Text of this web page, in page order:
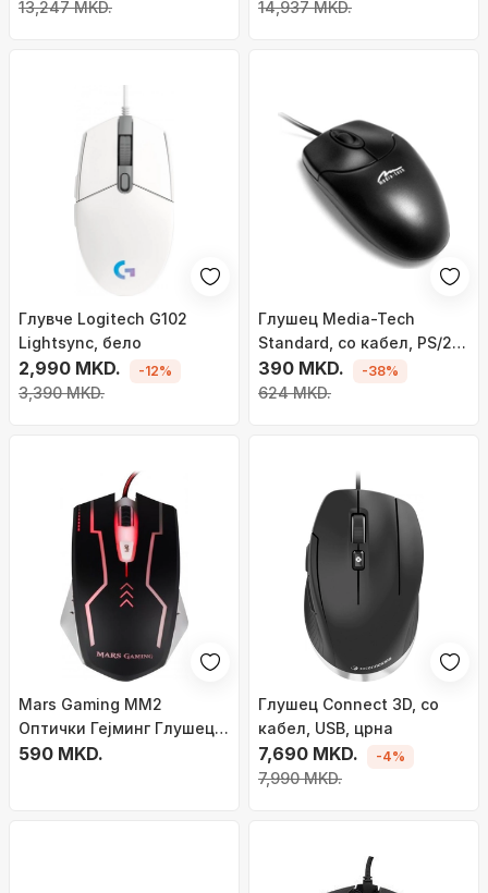
13,247 MKD. R3WL), црно
14,937 MKD.
Глувче Logitech G102
Lightsync, белo
2,990 MKD.
3,390 MKD.
-12%
Глушец Media-Tech
Standard, со кабел, PS/2,
црна
390 MKD.
624 MKD.
-38%
Mars Gaming MM2
Оптички Гејминг Глушец,
5000 DPI
590 MKD.
Глушец Connect 3D, со
кабел, USB, црна
7,690 MKD.
7,990 MKD.
-4%